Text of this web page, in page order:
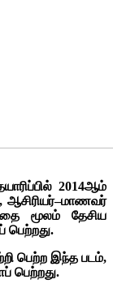
2014ஆம்
ஆசிரியர்–மாணவர்
மூலம் தேசிய
பெற்றது.
பெற்ற இந்த படம்,
பெற்றது.